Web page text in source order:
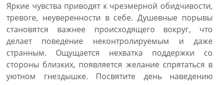
Яркие чувства приводят к чрезмерной обидчивости,
тревоге, неуверенности в себе. Душевные порывы
становятся важнее происходящего вокруг, что
делает поведение неконтролируемым и даже
странным. Ощущается нехватка поддержки со
стороны близких, появляется желание спрятаться в
уютном гнездышке. Посвятите день наведению